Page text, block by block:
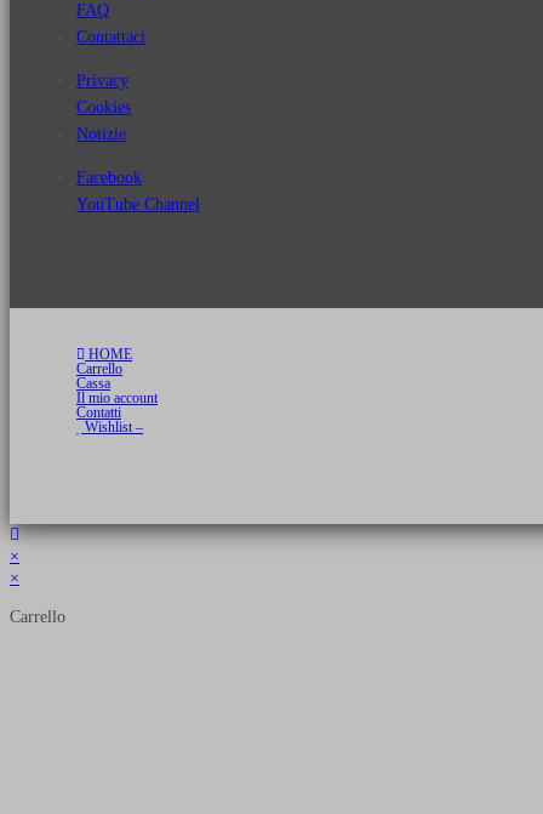
FAQ
Contattaci
Privacy
Cookies
Notizie
Facebook
YouTube Channel
HOME
Carrello
Cassa
Il mio account
Contatti
Wishlist –
×
×
Carrello